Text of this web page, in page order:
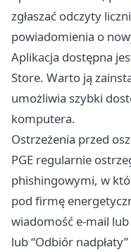
zgłaszać odczyty
powiadomienia o
Aplikacja dostępna
Store. Warto ją
umożliwia szybki
komputera.
Ostrzeżenia przed
PGE regularnie
phishingowymi, w
pod firmę
wiadomość e-mail lub
lub “Odbiór